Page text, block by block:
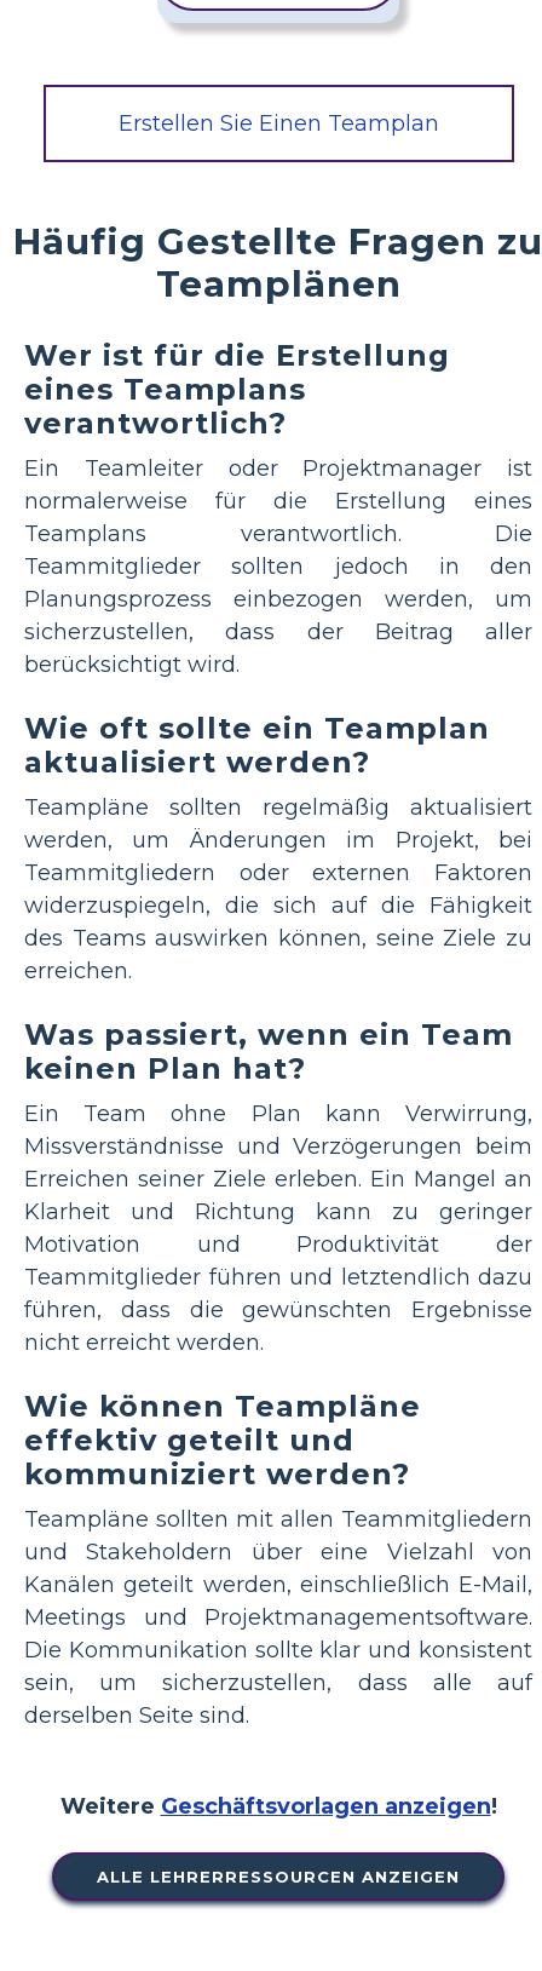
Erstellen Sie Einen Teamplan
Häufig Gestellte Fragen zu
Teamplänen
Wer ist für die Erstellung
eines Teamplans
verantwortlich?
Ein Teamleiter oder Projektmanager ist
normalerweise für die Erstellung eines
Teamplans verantwortlich. Die
Teammitglieder sollten jedoch in den
Planungsprozess einbezogen werden, um
sicherzustellen, dass der Beitrag aller
berücksichtigt wird.
Wie oft sollte ein Teamplan
aktualisiert werden?
Teampläne sollten regelmäßig aktualisiert
werden, um Änderungen im Projekt, bei
Teammitgliedern oder externen Faktoren
widerzuspiegeln, die sich auf die Fähigkeit
des Teams auswirken können, seine Ziele zu
erreichen.
Was passiert, wenn ein Team
keinen Plan hat?
Ein Team ohne Plan kann Verwirrung,
Missverständnisse und Verzögerungen beim
Erreichen seiner Ziele erleben. Ein Mangel an
Klarheit und Richtung kann zu geringer
Motivation und Produktivität der
Teammitglieder führen und letztendlich dazu
führen, dass die gewünschten Ergebnisse
nicht erreicht werden.
Wie können Teampläne
effektiv geteilt und
kommuniziert werden?
Teampläne sollten mit allen Teammitgliedern
und Stakeholdern über eine Vielzahl von
Kanälen geteilt werden, einschließlich E-Mail,
Meetings und Projektmanagementsoftware.
Die Kommunikation sollte klar und konsistent
sein, um sicherzustellen, dass alle auf
derselben Seite sind.
Weitere Geschäftsvorlagen anzeigen!
ALLE LEHRERRESSOURCEN ANZEIGEN